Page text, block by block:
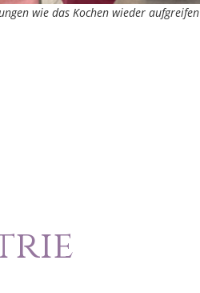
wie das Kochen wieder aufgreifen